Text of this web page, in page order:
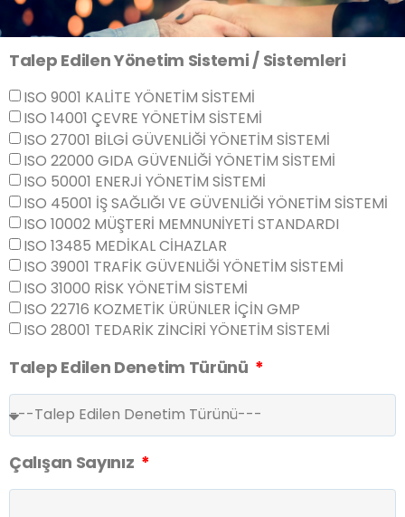
Talep Edilen Yönetim Sistemi / Sistemleri
ISO 9001 KALİTE YÖNETİM SİSTEMİ
ISO 14001 ÇEVRE YÖNETİM SİSTEMİ
ISO 27001 BİLGİ GÜVENLİĞİ YÖNETİM SİSTEMİ
ISO 22000 GIDA GÜVENLİĞİ YÖNETİM SİSTEMİ
ISO 50001 ENERJİ YÖNETİM SİSTEMİ
ISO 45001 İŞ SAĞLIĞI VE GÜVENLİĞİ YÖNETİM SİSTEMİ
ISO 10002 MÜŞTERİ MEMNUNİYETİ STANDARDI
ISO 13485 MEDİKAL CİHAZLAR
ISO 39001 TRAFİK GÜVENLİĞİ YÖNETİM SİSTEMİ
ISO 31000 RİSK YÖNETİM SİSTEMİ
ISO 22716 KOZMETİK ÜRÜNLER İÇİN GMP
ISO 28001 TEDARİK ZİNCİRİ YÖNETİM SİSTEMİ
Talep Edilen Denetim Türünü
Çalışan Sayınız